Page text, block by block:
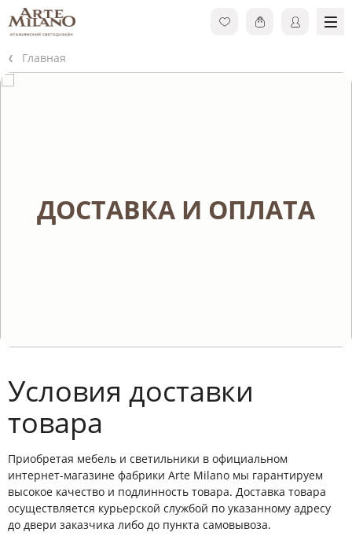
Главная
ДОСТАВКА И ОПЛАТА
Условия доставки
товара
Приобретая мебель и светильники в официальном
интернет-магазине фабрики Arte Milano мы гарантируем
высокое качество и подлинность товара. Доставка товара
осуществляется курьерской службой по указанному адресу
до двери заказчика либо до пункта самовывоза.